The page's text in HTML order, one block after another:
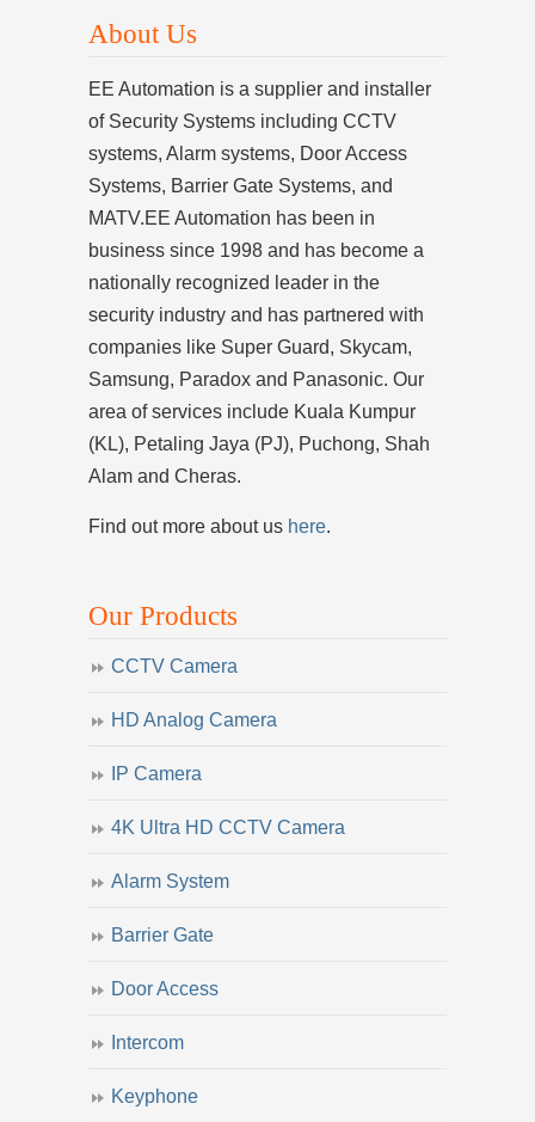
About Us
EE Automation is a supplier and installer
of Security Systems including CCTV
systems, Alarm systems, Door Access
Systems, Barrier Gate Systems, and
MATV.EE Automation has been in
business since 1998 and has become a
nationally recognized leader in the
security industry and has partnered with
companies like Super Guard, Skycam,
Samsung, Paradox and Panasonic. Our
area of services include Kuala Kumpur
(KL), Petaling Jaya (PJ), Puchong, Shah
Alam and Cheras.
Find out more about us here.
Our Products
CCTV Camera
HD Analog Camera
IP Camera
4K Ultra HD CCTV Camera
Alarm System
Barrier Gate
Door Access
Intercom
Keyphone